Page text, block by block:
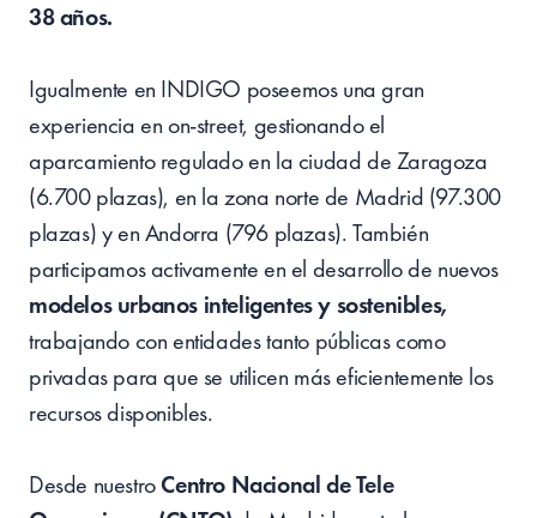
38 años.
Igualmente en INDIGO poseemos una gran
experiencia en on-street, gestionando el
aparcamiento regulado en la ciudad de Zaragoza
(6.700 plazas), en la zona norte de Madrid (97.300
plazas) y en Andorra (796 plazas). También
participamos activamente en el desarrollo de nuevos
modelos urbanos inteligentes y sostenibles,
trabajando con entidades tanto públicas como
privadas para que se utilicen más eficientemente los
recursos disponibles.
Desde nuestroCentro Nacional de Tele